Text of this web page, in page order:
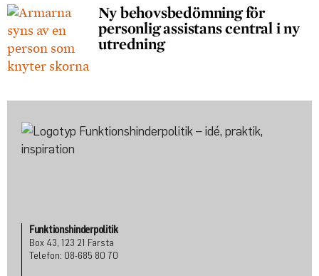
Ny behovsbedömning för
personlig assistans central i ny
utredning
Funktionshinderpolitik
Box 43, 123 21 Farsta
Telefon: 08-685 80 70